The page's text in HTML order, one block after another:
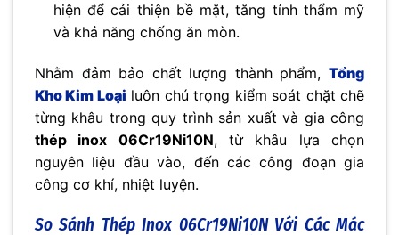
hiện để cải thiện bề mặt, tăng tính thẩm mỹ
và khả năng chống ăn mòn.
Nhằm đảm bảo chất lượng thành phẩm, Tổng
Kho Kim Loại luôn chú trọng kiểm soát chặt chẽ
từng khâu trong quy trình sản xuất và gia công
thép inox 06Cr19Ni10N, từ khâu lựa chọn
nguyên liệu đầu vào, đến các công đoạn gia
công cơ khí, nhiệt luyện.
So Sánh Thép Inox 06Cr19Ni10N Với Các Mác